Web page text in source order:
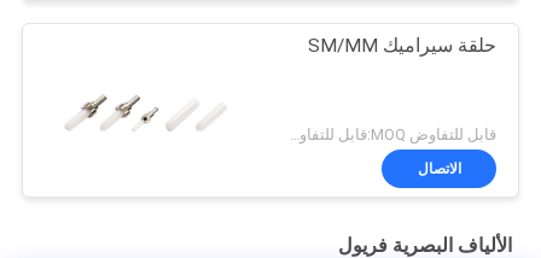
حلقة سيراميك SM/MM
الاتصال
الألياف البصرية فريول